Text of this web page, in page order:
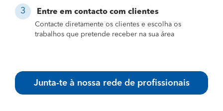
Entre em contacto com clientes
Contacte diretamente os clientes e escolha os
trabalhos que pretende receber na sua área
Junta-te à nossa rede de profissionais